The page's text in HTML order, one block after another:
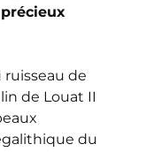
de
de Louat II
du